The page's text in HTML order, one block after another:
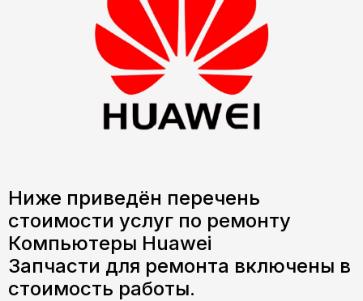
Ниже приведён перечень
стоимости услуг по ремонту
Компьютеры Huawei
Запчасти для ремонта включены в
стоимость работы.